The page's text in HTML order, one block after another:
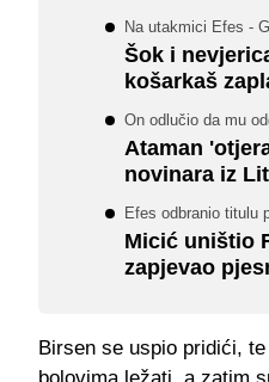
Na utakmici Efes -
Šok i
košarkaš
On odlučio da mu
Ataman
novinara iz
Efes odbranio titulu
Micić uništio
zapjevao
Birsen se uspio pridići,